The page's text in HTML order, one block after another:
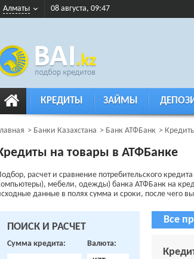
Алматы 08 августа, 09:47
КРЕДИТЫ ЗАЙМЫ
Банки Казахстана Банк АТФБанк
на товары в АТФБанке
расчет и сравнение потребительского
мебели, одежды) банка АТФБанк на
данные в полях сумма и сроки, после чего
Все
ПОИСК И РАСЧЕТ
Сумма кредита:
Валюта: